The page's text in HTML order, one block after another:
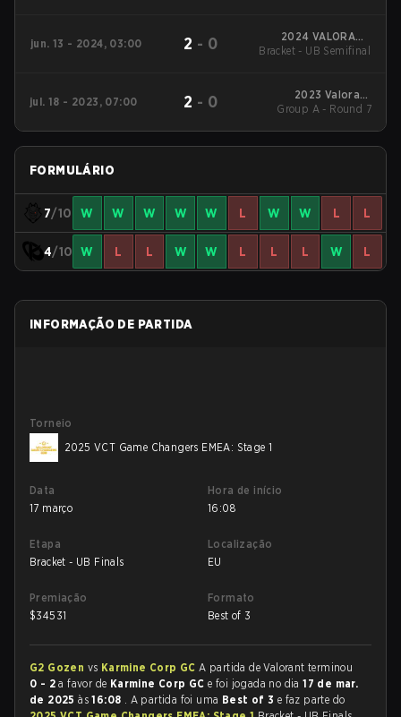
jun. 13 - 2024, 03:00 2 - 0
2024 VALORANT
Champions Tour:
Bracket - UB Semifinal
jul. 18 - 2023, 07:00 2 - 0
2023 Valorant
Champions Tour:
Group A - Round 7
FORMULÁRIO
7/10 W W W W W L W W L L
4/10 W L L W W L L L W L
INFORMAÇÃO DE PARTIDA
Torneio
2025 VCT Game Changers EMEA: Stage 1
Data
17 março
Hora de início
16:08
Etapa
Bracket - UB Finals
Localização
EU
Premiação
$34531
Formato
Best of 3
G2 Gozen vs Karmine Corp GCA partida de Valorant terminou
0 - 2 a favor de Karmine Corp GCe foi jogada no dia17 de mar.
de 2025às16:08 . A partida foi uma Best of 3 e faz parte do